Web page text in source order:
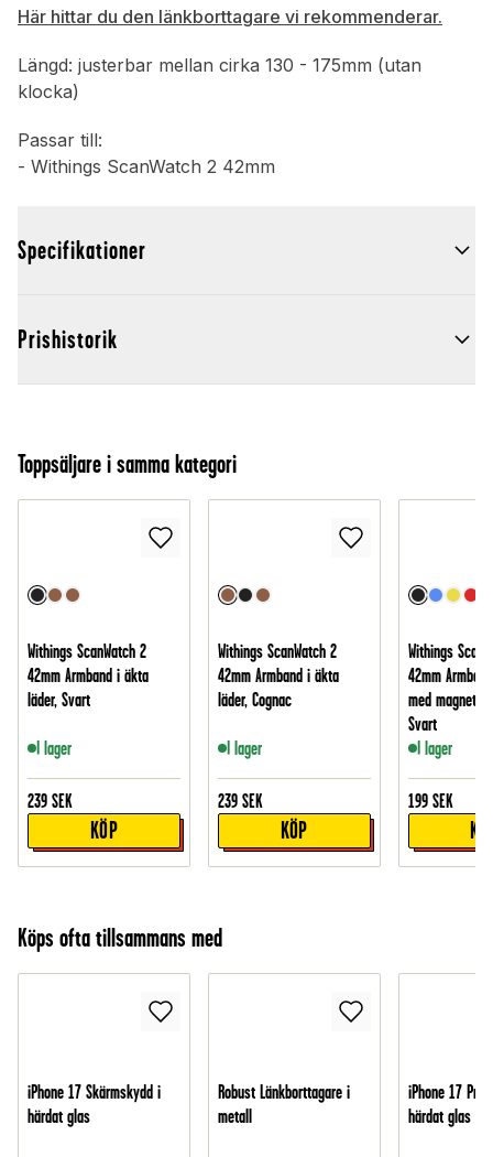
Här hittar du den länkborttagare vi rekommenderar.
Längd: justerbar mellan cirka 130 - 175mm (utan
klocka)
Passar till:
- Withings ScanWatch 2 42mm
Specifikationer
Prishistorik
Toppsäljare i samma kategori
Withings ScanWatch 2
42mm Armband i äkta
läder, Svart
I lager
239 SEK
KÖP
Withings ScanWatch 2
42mm Armband i äkta
läder, Cognac
I lager
239 SEK
KÖP
Withings
42mm
med
Svart
I lager
199 SEK
Köps ofta tillsammans med
iPhone 17 Skärmskydd i
härdat glas
Robust Länkborttagare i
metall
iPhone 17 Pro
härdat glas